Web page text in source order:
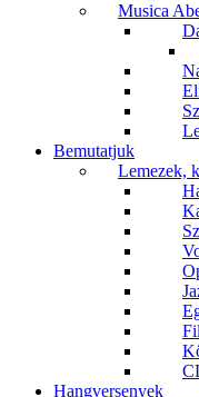
Musica
Bemutatjuk
Lemezek,
Hangversenyek